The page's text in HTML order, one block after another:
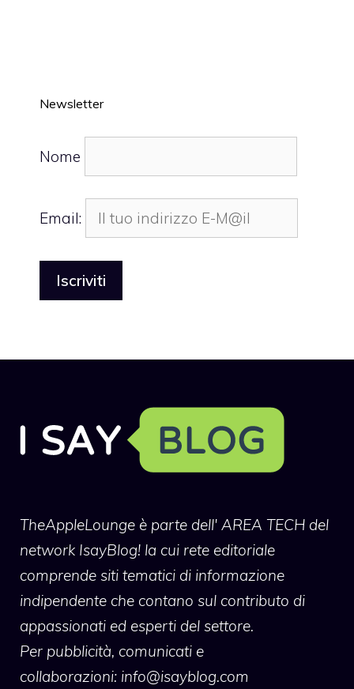
Newsletter
Nome
Email:
TheAppleLounge è parte dell' AREA TECH del
network IsayBlog! la cui rete editoriale
comprende siti tematici di informazione
indipendente che contano sul contributo di
appassionati ed esperti del settore.
Per pubblicità, comunicati e
collaborazioni: info@isayblog.com